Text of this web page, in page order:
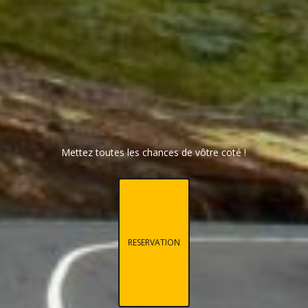
Mettez toutes les chances de vôtre coté !
RESERVATION